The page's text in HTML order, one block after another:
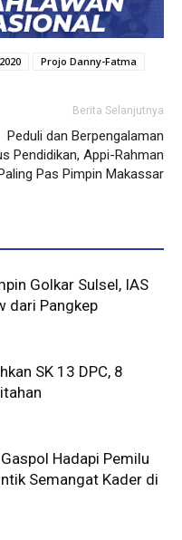
Projo Danny-Fatma
Berita Selanjutnya
Peduli dan Berpengalaman
Pendidikan, Appi-Rahman
Pas Pimpin Makassar
Golkar Sulsel, IAS
dari Pangkep
SK 13 DPC, 8
Hadapi Pemilu
Semangat Kader di